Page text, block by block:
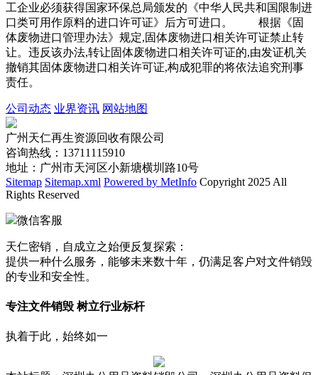
工企业必须获得国家环保总局颁发的《中华人民共和国限制进
口类可用作原料的进口许可证》后方可进口。 根据《固
体废物进口管理办法》规定,固体废物进口相关许可证禁止转
让。违反该办法,转让固体废物进口相关许可证的,由发证机关
撤销其固体废物进口相关许可证,构成犯罪的将依法追究刑事
责任。
公司动态 业界资讯 网站地图
广州天仁再生资源回收有限公司
咨询热线：13711115910
地址：广州市天河区小新塘横圳路10号
Sitemap Sitemap.xml Powered by MetInfo Copyright 2025 All
Rights Reserved
微信客服
天仁密销，自成立之始便反复探索：
提供一种什么服务，能够未来数十年，仍满足客户对文件销毁
的专业和安全性。
专注文件销毁 树立行业标杆
执着于此，始终如一